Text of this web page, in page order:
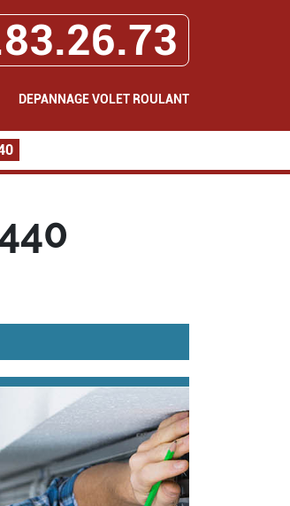
DEPANNAGE VOLET ROULANT